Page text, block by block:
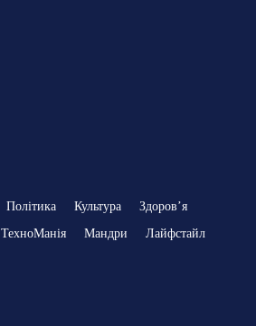
Політика Культура
Здоровʼя
ТехноМанія Мандри
Лайфстайл